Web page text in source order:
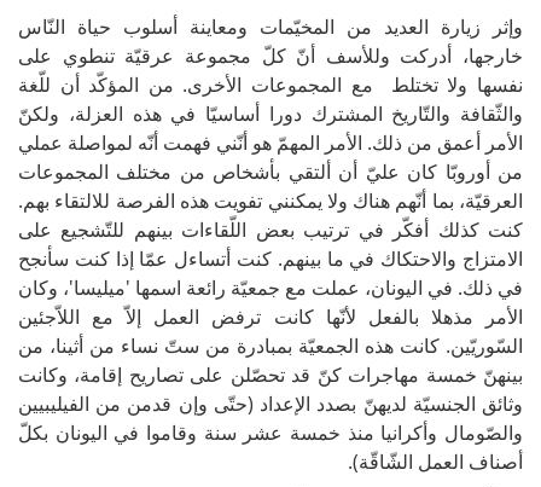
وإثر زيارة العديد من المخيّمات ومعاينة أسلوب حياة النّاس
خارجها، أدركت وللأسف أنّ كلّ مجموعة عرقيّة تنطوي على
نفسها ولا تختلط مع المجموعات الأخرى. من المؤكّد أن للّغة
والثّقافة والتّاريخ المشترك دورا أساسيّا في هذه العزلة، ولكنّ
الأمر أعمق من ذلك. الأمر المهمّ هو أنّني فهمت أنّه لمواصلة عملي
من أوروبّا كان عليّ أن ألتقي بأشخاص من مختلف المجموعات
العرقيّة، بما أنّهم هناك ولا يمكنني تفويت هذه الفرصة للالتقاء بهم.
كنت كذلك أفكّر في ترتيب بعض اللّقاءات بينهم للتّشجيع على
الامتزاج والاحتكاك في ما بينهم. كنت أتساءل عمّا إذا كنت سأنجح
في ذلك. في اليونان، عملت مع جمعيّة رائعة اسمها 'ميليسا'، وكان
الأمر مذهلا بالفعل لأنّها كانت ترفض العمل إلاّ مع اللاّجئين
السّوريّين. كانت هذه الجمعيّة بمبادرة من ستّ نساء من أثينا، من
بينهنّ خمسة مهاجرات كنّ قد تحصّلن على تصاريح إقامة، وكانت
وثائق الجنسيّة لديهنّ بصدد الإعداد (حتّى وإن قدمن من الفيليبيين
والصّومال وأكرانيا منذ خمسة عشر سنة وقاموا في اليونان بكلّ
أصناف العمل الشّاقّة).